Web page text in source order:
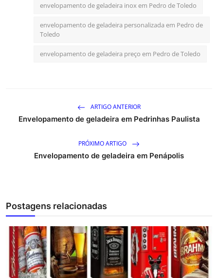
envelopamento de geladeira inox em Pedro de Toledo
envelopamento de geladeira personalizada em Pedro de
Toledo
envelopamento de geladeira preço em Pedro de Toledo
ARTIGO ANTERIOR
Envelopamento de geladeira em Pedrinhas Paulista
PRÓXIMO ARTIGO
Envelopamento de geladeira em Penápolis
Postagens relacionadas